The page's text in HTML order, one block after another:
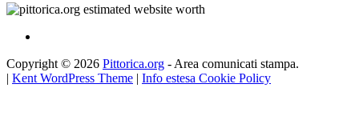
Copyright © 2026 Pittorica.org - Area comunicati stampa.
| Kent WordPress Theme | Info estesa Cookie Policy